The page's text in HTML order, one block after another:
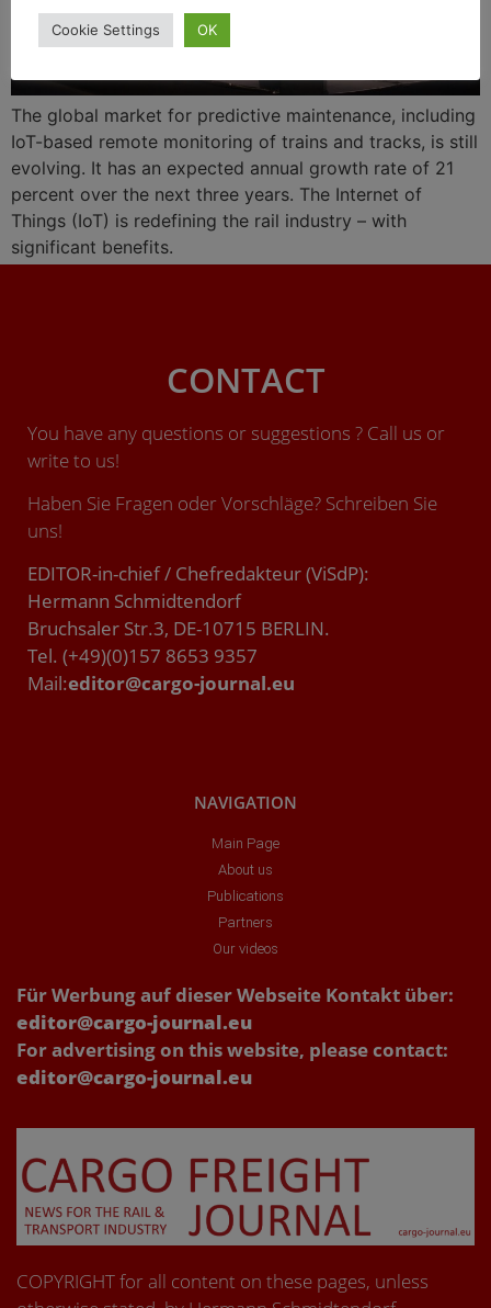
The global market for predictive maintenance, including
IoT-based remote monitoring of trains and tracks, is still
evolving. It has an expected annual growth rate of 21
percent over the next three years. The Internet of
Things (IoT) is redefining the rail industry – with
significant benefits.
CONTACT
You have any questions or suggestions ? Call us or
write to us!
Haben Sie Fragen oder Vorschläge? Schreiben Sie
uns!
EDITOR-in-chief / Chefredakteur (ViSdP):
Hermann Schmidtendorf
Bruchsaler Str.3, DE-10715 BERLIN.
Tel. (+49)(0)157 8653 9357
Mail:editor@cargo-journal.eu
NAVIGATION
Main Page
About us
Publications
Partners
Our videos
Für Werbung auf dieser Webseite Kontakt über:
editor@cargo-journal.eu
For advertising on this website, please contact:
editor@cargo-journal.eu
COPYRIGHT for all content on these pages, unless
Cookie Settings OK